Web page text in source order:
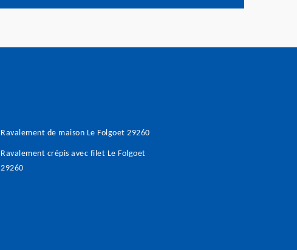
Ravalement de maison Le Folgoet 29260
Ravalement crépis avec filet Le Folgoet
29260